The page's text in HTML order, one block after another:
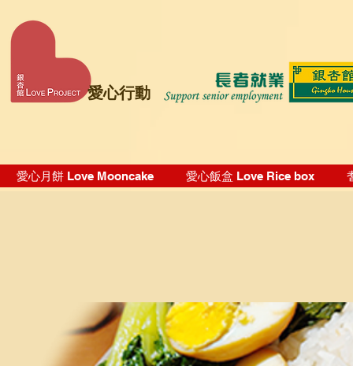
愛心行動
愛心月餅 Love Mooncake 愛心飯盒 Love Rice box